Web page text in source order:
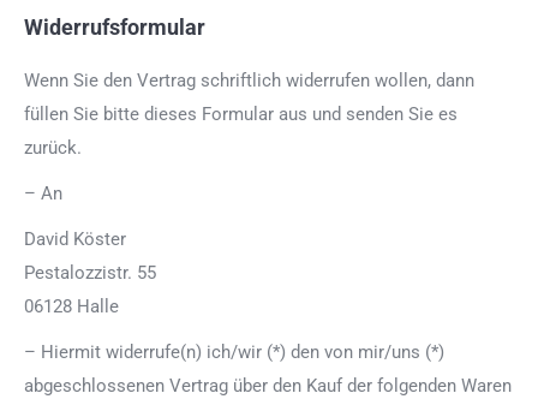
Widerrufsformular
Wenn Sie den Vertrag schriftlich widerrufen wollen, dann
füllen Sie bitte dieses Formular aus und senden Sie es
zurück.
– An
David Köster
Pestalozzistr. 55
06128 Halle
– Hiermit widerrufe(n) ich/wir (*) den von mir/uns (*)
abgeschlossenen Vertrag über den Kauf der folgenden Waren